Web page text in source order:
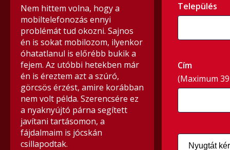
Nem hittem volna, hogy a
mobiltelefonozás ennyi
problémát tud okozni. Sajnos
én is sokat mobilozom, ilyenkor
óhatatlanul is előrébb bukik a
fejem. Az utóbbi hetekben már
én is éreztem azt a szúró,
görcsös érzést, amire korábban
nem volt példa. Szerencsére ez
a nyaknyújtó párna segített
javítani tartásomon, a
fájdalmaim is jócskán
csillapodtak.
Település
Cím
(Maximum